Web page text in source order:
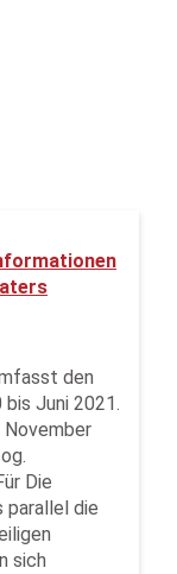
den
Juni 2021.
Die
parallel die
sich